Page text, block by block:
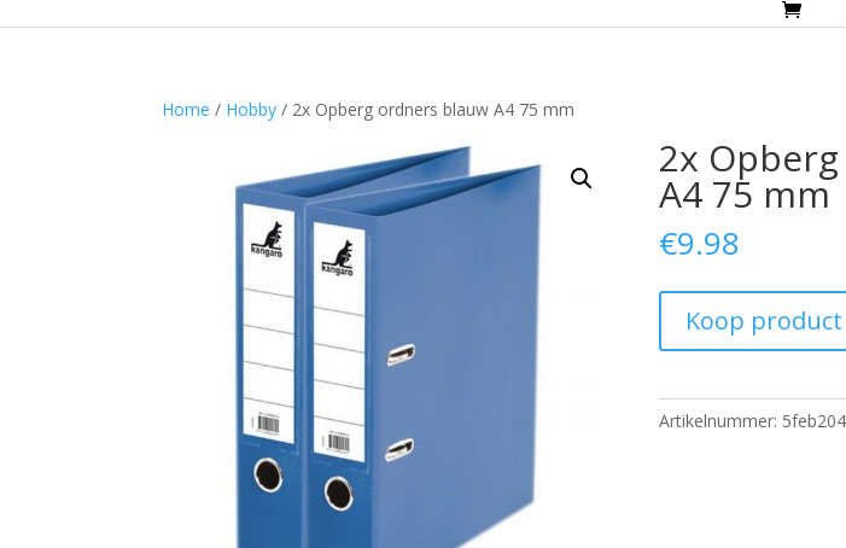
Home / Hobby / 2x Opberg ordners blauw A4 75 mm
2x
A4 75 mm
€9.98
Koop product
Artikelnummer: